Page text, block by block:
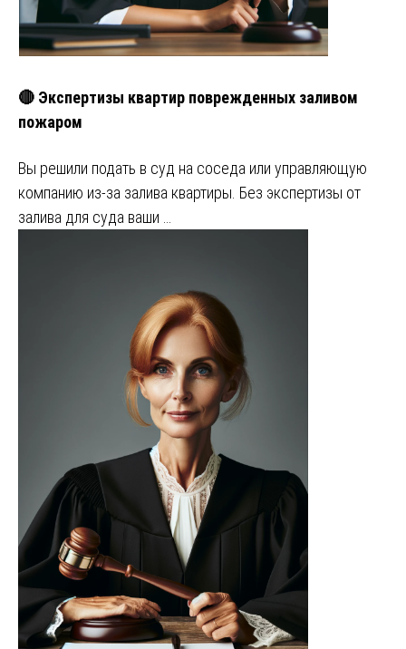
🔴 Экспертизы квартир поврежденных заливом
пожаром
Вы решили подать в суд на соседа или управляющую
компанию из-за залива квартиры. Без экспертизы от
залива для суда ваши …